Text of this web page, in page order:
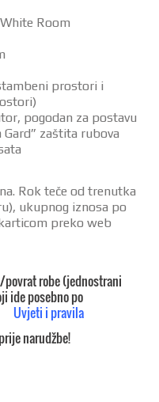
Room
prostori i
pogodan za postavu
zaštita rubova
Rok teče od trenutka
ukupnog iznosa po
preko web
povrat robe (jednostrani
ide posebno po
Uvjeti i pravila
narudžbe!